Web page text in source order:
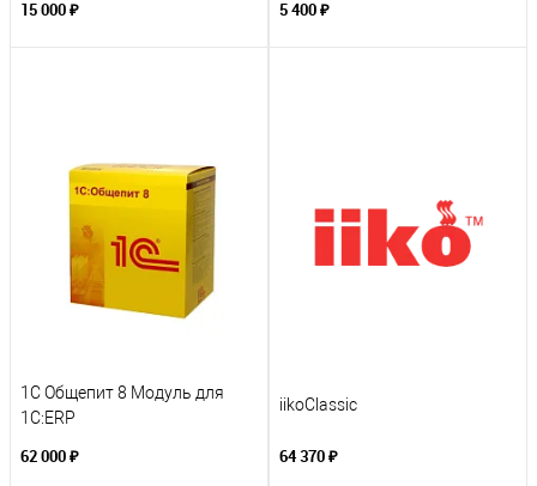
15 000 ₽ 5 400 ₽
1С Общепит 8 Модуль для
1С:ERP
62 000 ₽
iikoClassic
64 370 ₽